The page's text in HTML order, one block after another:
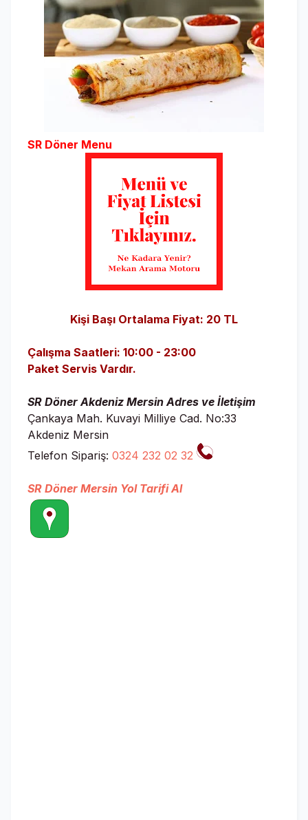
SR Döner Menu
Kişi Başı Ortalama Fiyat: 20 TL
Çalışma Saatleri: 10:00 - 23:00
Paket Servis Vardır.
SR Döner Akdeniz Mersin Adres ve İletişim
Çankaya Mah. Kuvayi Milliye Cad. No:33
Akdeniz Mersin
Telefon Sipariş: 0324 232 02 32
SR Döner Mersin Yol Tarifi Al